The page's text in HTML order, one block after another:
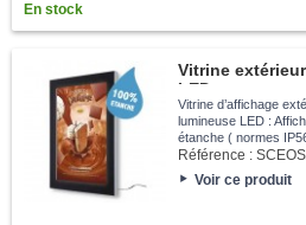
En stock
Vitrine
LED
Vitrine d’affichage
lumineuse LED :
étanche ( normes
Référence :
Voir ce produit